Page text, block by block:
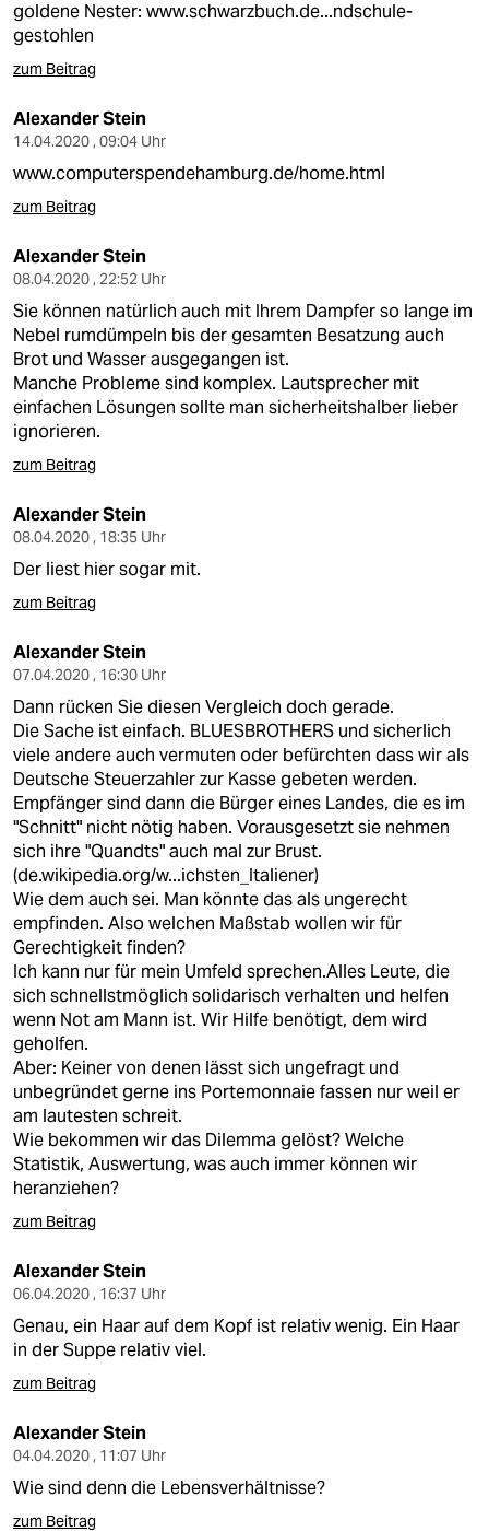
goldene Nester: www.schwarzbuch.de...ndschule-
gestohlen
zum Beitrag
Alexander Stein
14.04.2020 , 09:04 Uhr
www.computerspendehamburg.de/home.html
zum Beitrag
Alexander Stein
08.04.2020 , 22:52 Uhr
Sie können natürlich auch mit Ihrem Dampfer so lange im
Nebel rumdümpeln bis der gesamten Besatzung auch
Brot und Wasser ausgegangen ist.
Manche Probleme sind komplex. Lautsprecher mit
einfachen Lösungen sollte man sicherheitshalber lieber
ignorieren.
zum Beitrag
Alexander Stein
08.04.2020 , 18:35 Uhr
Der liest hier sogar mit.
zum Beitrag
Alexander Stein
07.04.2020 , 16:30 Uhr
Dann rücken Sie diesen Vergleich doch gerade.
Die Sache ist einfach. BLUESBROTHERS und sicherlich
viele andere auch vermuten oder befürchten dass wir als
Deutsche Steuerzahler zur Kasse gebeten werden.
Empfänger sind dann die Bürger eines Landes, die es im
"Schnitt" nicht nötig haben. Vorausgesetzt sie nehmen
sich ihre "Quandts" auch mal zur Brust.
(de.wikipedia.org/w...ichsten_Italiener)
Wie dem auch sei. Man könnte das als ungerecht
empfinden. Also welchen Maßstab wollen wir für
Gerechtigkeit finden?
Ich kann nur für mein Umfeld sprechen.Alles Leute, die
sich schnellstmöglich solidarisch verhalten und helfen
wenn Not am Mann ist. Wir Hilfe benötigt, dem wird
geholfen.
Aber: Keiner von denen lässt sich ungefragt und
unbegründet gerne ins Portemonnaie fassen nur weil er
am lautesten schreit.
Wie bekommen wir das Dilemma gelöst? Welche
Statistik, Auswertung, was auch immer können wir
heranziehen?
zum Beitrag
Alexander Stein
06.04.2020 , 16:37 Uhr
Genau, ein Haar auf dem Kopf ist relativ wenig. Ein Haar
in der Suppe relativ viel.
zum Beitrag
Alexander Stein
04.04.2020 , 11:07 Uhr
Wie sind denn die Lebensverhältnisse?
zum Beitrag